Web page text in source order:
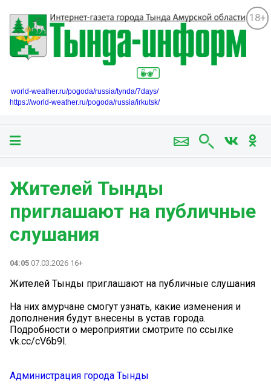
18+
world-weather.ru/pogoda/russia/tynda/7days/
https://world-weather.ru/pogoda/russia/irkutsk/
Жителей Тынды
приглашают на публичные
слушания
04:05 07.03.2026 16+
Жителей Тынды приглашают на публичные слушания
На них амурчане смогут узнать, какие изменения и
дополнения будут внесены в устав города.
Подробности о мероприятии смотрите по ссылке
vk.cc/cV6b9l.
Администрация города Тынды